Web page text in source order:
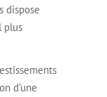
dispose
plus
d’une